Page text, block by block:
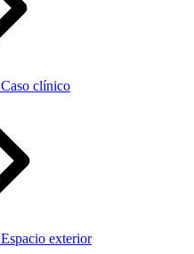
Caso clínico
Espacio exterior